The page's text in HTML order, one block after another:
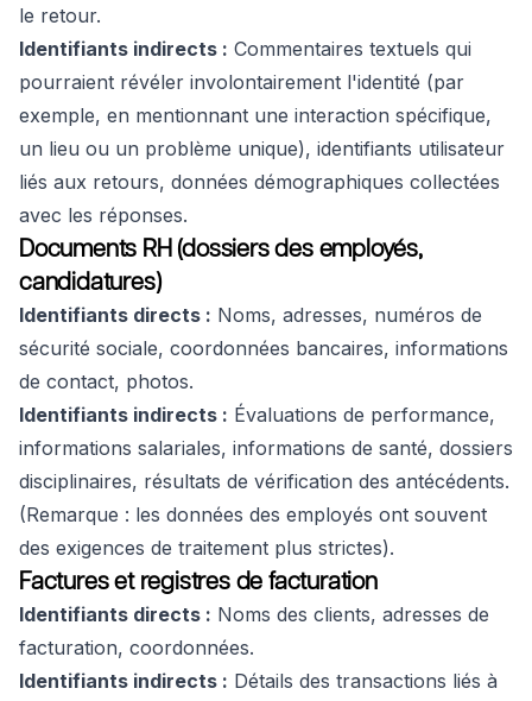
le retour.
Identifiants indirects : Commentaires textuels qui
pourraient révéler involontairement l'identité (par
exemple, en mentionnant une interaction spécifique,
un lieu ou un problème unique), identifiants utilisateur
liés aux retours, données démographiques collectées
avec les réponses.
Documents RH (dossiers des employés,
candidatures)
Identifiants directs : Noms, adresses, numéros de
sécurité sociale, coordonnées bancaires, informations
de contact, photos.
Identifiants indirects : Évaluations de performance,
informations salariales, informations de santé, dossiers
disciplinaires, résultats de vérification des antécédents.
(Remarque : les données des employés ont souvent
des exigences de traitement plus strictes).
Factures et registres de facturation
Identifiants directs : Noms des clients, adresses de
facturation, coordonnées.
Identifiants indirects : Détails des transactions liés à